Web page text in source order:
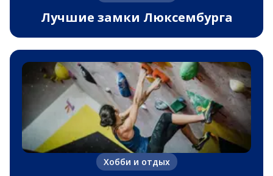
Лучшие замки Люксембурга
Хобби и отдых